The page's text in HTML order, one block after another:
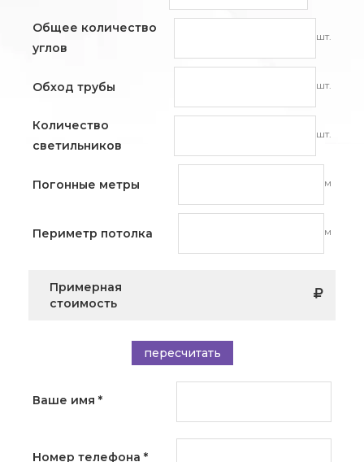
Общее количество
углов
шт.
Обход трубы шт.
Количество
светильников
шт.
Погонные метры м
Периметр потолка м
Примерная
стоимость
пересчитать
Ваше имя *
Номер телефона *